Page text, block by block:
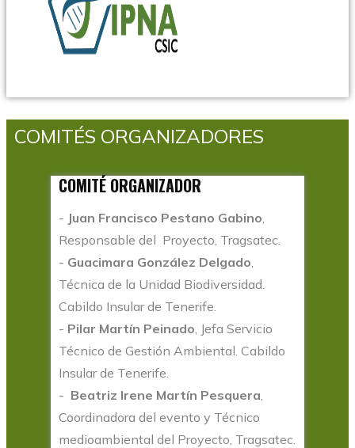
COMITÉS ORGANIZADORES
COMITÉ ORGANIZADOR
- Juan Francisco Pestano Gabino,
Responsable del Proyecto, Tragsatec.
- Guacimara González Delgado,
Técnica de la Unidad Biodiversidad.
Cabildo Insular de Tenerife.
- Pilar Martín Peinado, Jefa Servicio
Técnico de Gestión Ambiental. Cabildo
Insular de Tenerife.
- Beatriz Irene Martín Pesquera,​
Coordinadora del evento y Técnico
medioambiental del Proyecto, Tragsatec.